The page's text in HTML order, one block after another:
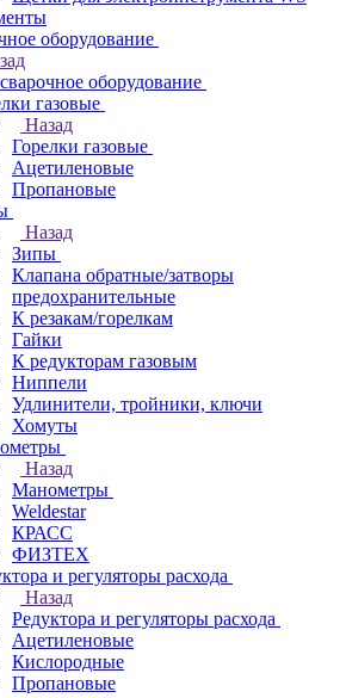
оборудование
оборудование
газовые
Назад
Горелки газовые
Ацетиленовые
Пропановые
Назад
Зипы
Клапана обратные/затворы
предохранительные
К резакам/горелкам
Гайки
К редукторам газовым
Ниппели
Удлинители, тройники, ключи
Хомуты
Назад
Манометры
Weldestar
КРАСС
ФИЗТЕХ
и регуляторы расхода
Назад
Редуктора и регуляторы расхода
Ацетиленовые
Кислородные
Пропановые